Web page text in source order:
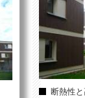
断熱性